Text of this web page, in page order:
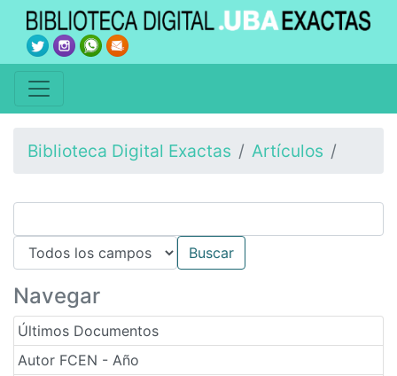
Biblioteca Digital Exactas Artículos
Navegar
Últimos Documentos
Autor FCEN - Año